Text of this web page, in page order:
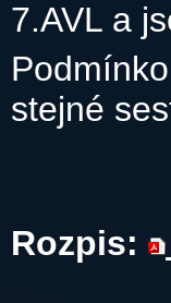
7.AVL a
stejné
Rozpis: